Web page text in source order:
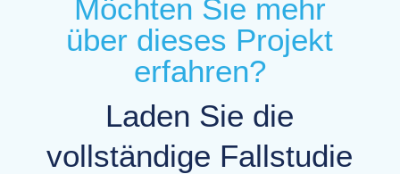
Möchten Sie mehr
über dieses Projekt
erfahren?
Laden Sie die
vollständige Fallstudie